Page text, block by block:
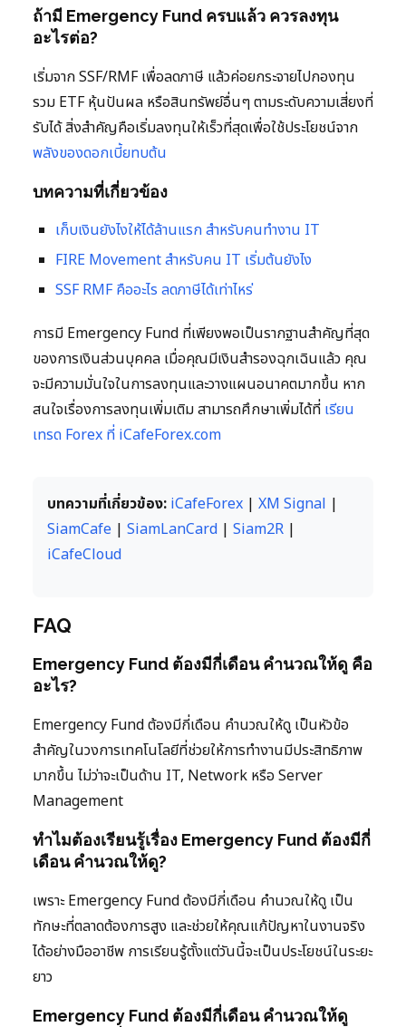
ถ้ามี Emergency Fund ครบแล้ว ควรลงทุน
อะไรต่อ?
เริ่มจาก SSF/RMF เพื่อลดภาษี แล้วค่อยกระจายไปกองทุน
รวม ETF หุ้นปันผล หรือสินทรัพย์อื่นๆ ตามระดับความเสี่ยงที่
รับได้ สิ่งสำคัญคือเริ่มลงทุนให้เร็วที่สุดเพื่อใช้ประโยชน์จาก
พลังของดอกเบี้ยทบต้น
บทความที่เกี่ยวข้อง
เก็บเงินยังไงให้ได้ล้านแรก สำหรับคนทำงาน IT
FIRE Movement สำหรับคน IT เริ่มต้นยังไง
SSF RMF คืออะไร ลดภาษีได้เท่าไหร่
การมี Emergency Fund ที่เพียงพอเป็นรากฐานสำคัญที่สุด
ของการเงินส่วนบุคคล เมื่อคุณมีเงินสำรองฉุกเฉินแล้ว คุณ
จะมีความมั่นใจในการลงทุนและวางแผนอนาคตมากขึ้น หาก
สนใจเรื่องการลงทุนเพิ่มเติม สามารถศึกษาเพิ่มได้ที่ เรียน
เทรด Forex ที่ iCafeForex.com
บทความที่เกี่ยวข้อง: iCafeForex | XM Signal |
SiamCafe | SiamLanCard | Siam2R |
iCafeCloud
FAQ
Emergency Fund ต้องมีกี่เดือน คำนวณให้ดู คือ
อะไร?
Emergency Fund ต้องมีกี่เดือน คำนวณให้ดู เป็นหัวข้อ
สำคัญในวงการเทคโนโลยีที่ช่วยให้การทำงานมีประสิทธิภาพ
มากขึ้น ไม่ว่าจะเป็นด้าน IT, Network หรือ Server
Management
ทำไมต้องเรียนรู้เรื่อง Emergency Fund ต้องมีกี่
เดือน คำนวณให้ดู?
เพราะ Emergency Fund ต้องมีกี่เดือน คำนวณให้ดู เป็น
ทักษะที่ตลาดต้องการสูง และช่วยให้คุณแก้ปัญหาในงานจริง
ได้อย่างมืออาชีพ การเรียนรู้ตั้งแต่วันนี้จะเป็นประโยชน์ในระยะ
ยาว
Emergency Fund ต้องมีกี่เดือน คำนวณให้ดู